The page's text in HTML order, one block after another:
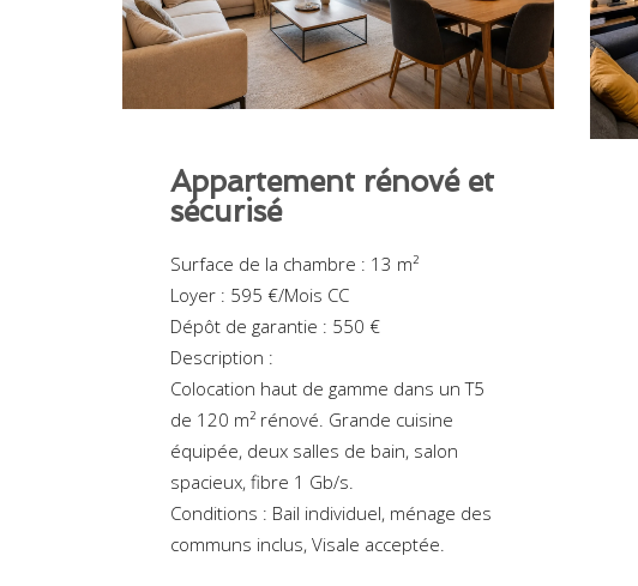
Appartement rénové et
sécurisé
Surface de la chambre : 13 m²
Loyer : 595 €/Mois CC
Dépôt de garantie : 550 €
Description :
Colocation haut de gamme dans un T5
de 120 m² rénové. Grande cuisine
équipée, deux salles de bain, salon
spacieux, fibre 1 Gb/s.
Conditions : Bail individuel, ménage des
communs inclus, Visale acceptée.